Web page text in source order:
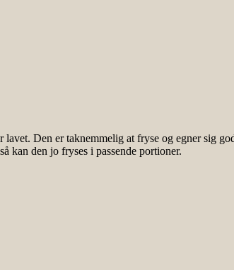
Den er taknemmelig at fryse og egner sig
kan den jo fryses i passende portioner.